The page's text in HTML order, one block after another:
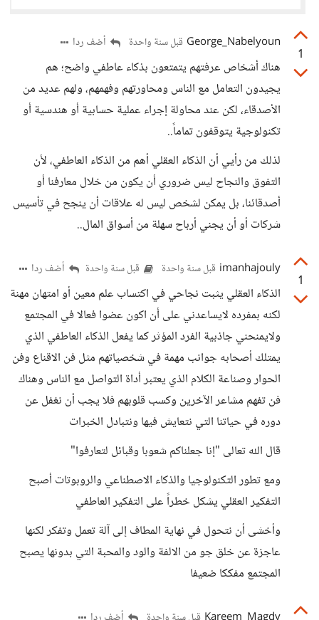
1
George_Nabelyoun قبل سنة واحدة أضف ردا
هناك أشخاص عرفتهم يتمتعون بذكاء عاطفي واضح؛ هم
يجيدون التعامل مع الناس ومحاورتهم وفهمهم، ولهم عديد من
الأصدقاء، لكن عند محاولة إجراء عملية حسابية أو هندسية أو
تكنولوجية يتوقفون تماماً..
لذلك من رأيي أن الذكاء العقلي أهم من الذكاء العاطفي، لأن
التفوق والنجاح ليس ضروري أن يكون من خلال معارفنا أو
أصدقائنا، بل يمكن لشخص ليس له علاقات أن ينجح في تأسيس
شركات أو أن يجني أرباح سهلة من أسواق المال..
1
imanhajouly قبل سنة واحدة قبل سنة واحدة أضف ردا
الذكاء العقلي يثبت نجاحي في اكتساب علم معين أو امتهان مهنة
لكنه بمفرده لايساعدني على أن اكون عضوا فعالا في المجتمع
ولايمنحني جاذبية الفرد المؤثر كما يفعل الذكاء العاطفي الذي
يمتلك أصحابه جوانب مهمة في شخصياتهم مثل فن الاقناع وفن
الحوار وصناعة الكلام الذي يعتبر أداة التواصل مع الناس وهناك
فن تفهم مشاعر الآخرين وكسب قلوبهم فلا يجب أن نغفل عن
دوره في حياتنا التي نتعايش فيها ونتبادل الخبرات
قال الله تعالى "إنا جعلناكم شعوبا وقبائل لتعارفوا"
ومع تطور التكنولوجيا والذكاء الاصطناعي والروبوتات أصبح
التفكير العقلي يشكل خطراً على التفكير العاطفي
وأخشى أن نتحول في نهاية المطاف إلى آلة تعمل وتفكر لكنها
عاجزة عن خلق جو من الالفة والود والمحبة التي بدونها يصبح
المجتمع مفككا ضعيفا